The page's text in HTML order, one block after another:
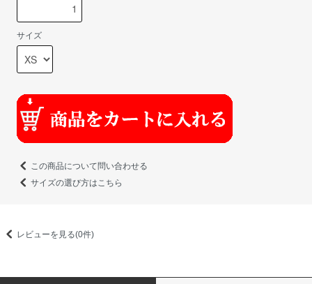
サイズ
この商品について問い合わせる
サイズの選び方はこちら
レビューを見る(0件)